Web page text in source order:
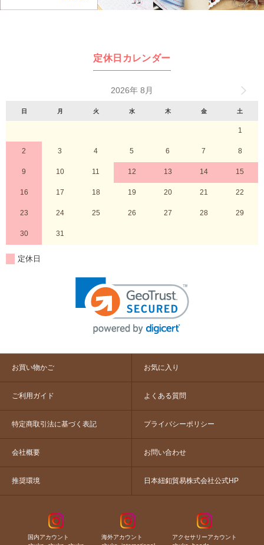
定休日カレンダー
2026年 8月
日 月 火 水 木 金 土
1
2 3 4 5 6 7 8
9 10 11 12 13 14 15
16 17 18 19 20 21 22
23 24 25 26 27 28 29
30 31
定休日
お買い物かご お気に入り
ご利用ガイド よくある質問
特定商取引法に基づく表記 プライバシーポリシー
会社概要 お問い合わせ
推奨環境 日本紐釦貿易株式会社公式HP
国内アカウント
海外アカウント
アクセサリーアカウント